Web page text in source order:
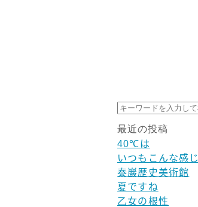
最近の投稿
40℃は
いつもこんな感じ
泰巖歴史美術館
夏ですね
乙女の根性